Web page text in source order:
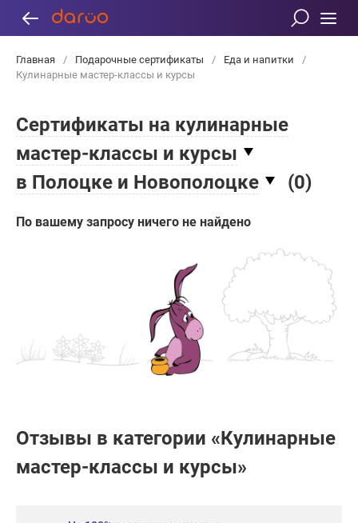
Главная / Подарочные сертификаты / Еда и напитки
/
Кулинарные мастер-классы и курсы
Сертификаты на кулинарные
мастер-классы и курсы
в Полоцке и Новополоцке
(0)
По вашему запросу ничего не найдено
Отзывы в категории «Кулинарные
мастер-классы и курсы»